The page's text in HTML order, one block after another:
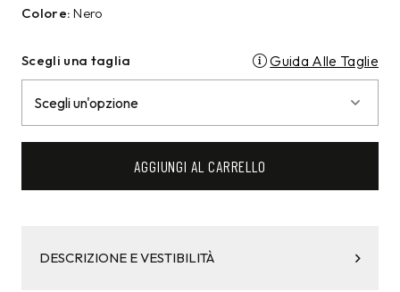
Colore: Nero
Scegli una taglia Guida Alle Taglie
AGGIUNGI AL CARRELLO
DESCRIZIONE E VESTIBILITÀ